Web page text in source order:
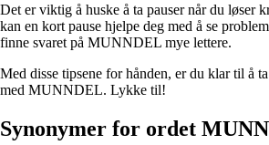
Det er viktig å huske å ta pauser når du løser
kan en kort pause hjelpe deg med å se
finne svaret på MUNNDEL mye lettere.
Med disse tipsene for hånden, er du klar til å
med MUNNDEL. Lykke til!
Synonymer for ordet